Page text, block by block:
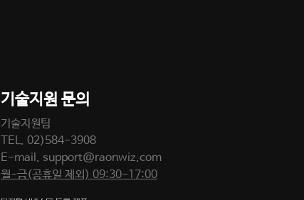
기술지원 문의
기술지원팀
TEL. 02)584-3908
E-mail. support@raonwiz.com
월-금(공휴일 제외) 09:30-17:00